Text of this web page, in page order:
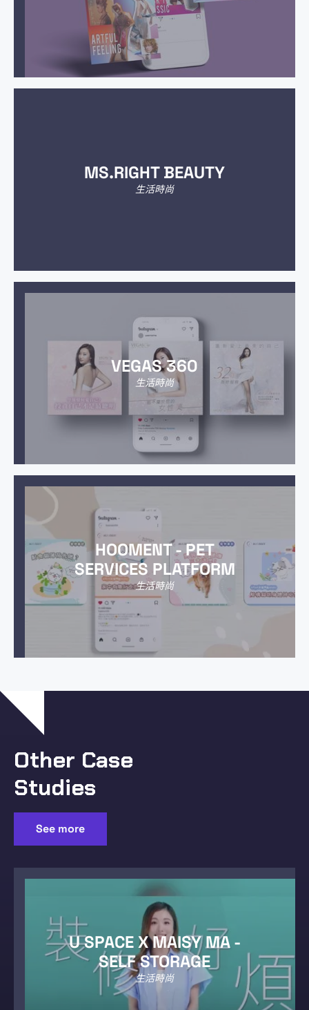
MS.RIGHT BEAUTY
生活時尚
VEGAS 360
生活時尚
HOOMENT - PET
SERVICES PLATFORM
生活時尚
Other Case
Studies
See more
U SPACE X MAISY MA -
SELF STORAGE
生活時尚